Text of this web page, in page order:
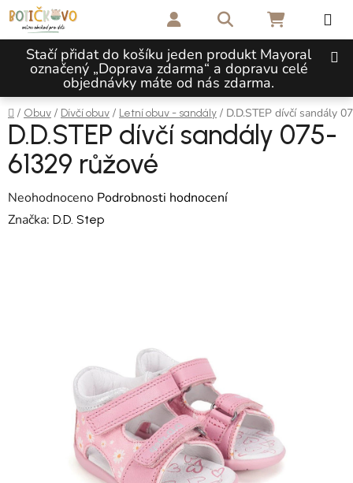
Přejít na obsah
Stačí přidat do košíku jeden produkt Mayoral
označený „Doprava zdarma“ a dopravu celé
objednávky máte od nás zdarma.
Hledat NÁKUPNÍ
Domů
/ Obuv / Dívčí obuv / Letní obuv - sandály / D.D.STEP dívčí sandály
D.D.STEP dívčí sandály 075-
61329 růžové
Průměrné hodnocení produktu je 0,0 z 5 hvězdiček.
Neohodnoceno Podrobnosti hodnocení
Značka: D.D. Step